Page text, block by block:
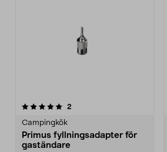
2
Campingkök
Primus fyllningsadapter för
gaständare
5.0av 5 stjärnor